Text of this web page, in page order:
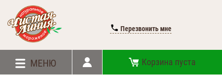
Перезвонить мне
МЕНЮ Корзина пуста